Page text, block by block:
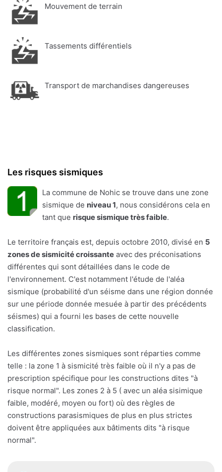
Mouvement de terrain
Tassements différentiels
Transport de marchandises dangereuses
Les risques sismiques
La commune de Nohic se trouve dans une zone
sismique de niveau 1, nous considérons cela en
tant que risque sismique très faible.
Le territoire français est, depuis octobre 2010, divisé en 5
zones de sismicité croissante avec des préconisations
différentes qui sont détaillées dans le code de
l'environnement. C'est notamment l'étude de l'aléa
sismique (probabilité d'un séisme dans une région donnée
sur une période donnée mesuée à partir des précédents
séismes) qui a fourni les bases de cette nouvelle
classification.
Les différentes zones sismiques sont réparties comme
telle : la zone 1 à sismicité très faible où il n'y a pas de
prescription spécifique pour les constructions dites "à
risque normal". Les zones 2 à 5 ( avec un aléa sisimique
faible, modéré, moyen ou fort) où des règles de
constructions parasismiques de plus en plus strictes
doivent être appliquées aux bâtiments dits "à risque
normal".